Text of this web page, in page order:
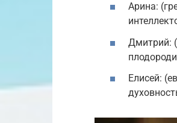
Арина:
Дмитрий:
Елисей: